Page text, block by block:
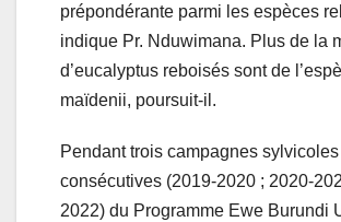
prépondérante parmi les espèces
indique Pr. Nduwimana. Plus de la
d’eucalyptus reboisés sont de
maïdenii, poursuit-il.
Pendant trois campagnes sylvicoles
consécutives (2019-2020 ; 2020-
2022) du Programme Ewe Burundi